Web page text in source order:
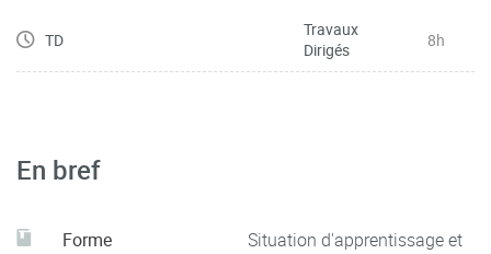
TD
Travaux
Dirigés
8h
En bref
Forme
Situation d'apprentissage et